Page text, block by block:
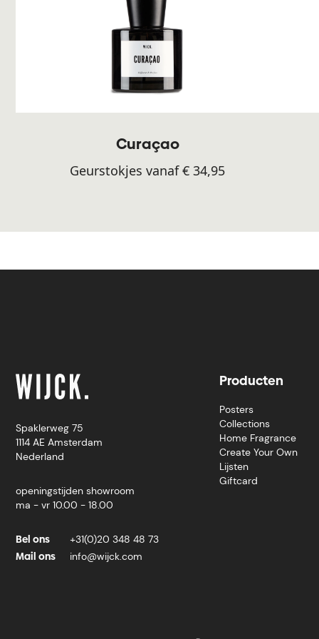
Curaçao
Geurstokjes vanaf € 34,95
Spaklerweg 75
1114 AE Amsterdam
Nederland
openingstijden showroom
ma - vr 10.00 - 18.00
Bel ons +31(0)20 348 48 73
Mail ons info@wijck.com
Producten
Posters
Collections
Home Fragrance
Create Your Own
Lijsten
Giftcard